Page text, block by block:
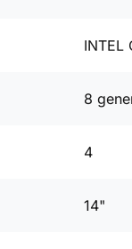
INTEL
8
4
14"